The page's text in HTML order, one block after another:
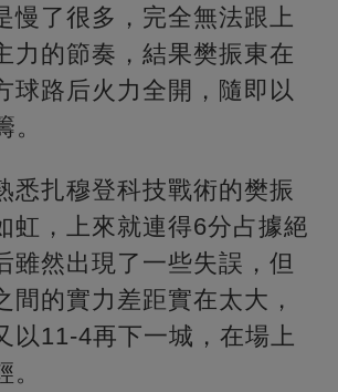
慢了很多，完全無法跟上
力的節奏，結果樊振東在
球路后火力全開，隨即以
悉扎穆登科技戰術的樊振
虹，上來就連得6分占據絕
雖然出現了一些失誤，但
間的實力差距實在太大，
以11-4再下一城，在場上